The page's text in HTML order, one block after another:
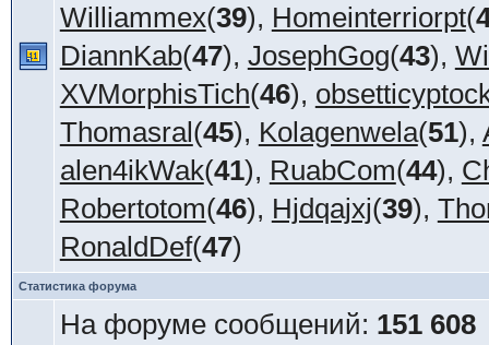
Williammex(39), Homeinterriorpt(
DiannKab(47), JosephGog(43),
XVMorphisTich(46),
Thomasral(45), Kolagenwela(51),
alen4ikWak(41), RuabCom(44),
Robertotom(46), Hjdqajxj(39),
RonaldDef(47)
Статистика форума
На форуме сообщений: 151 608